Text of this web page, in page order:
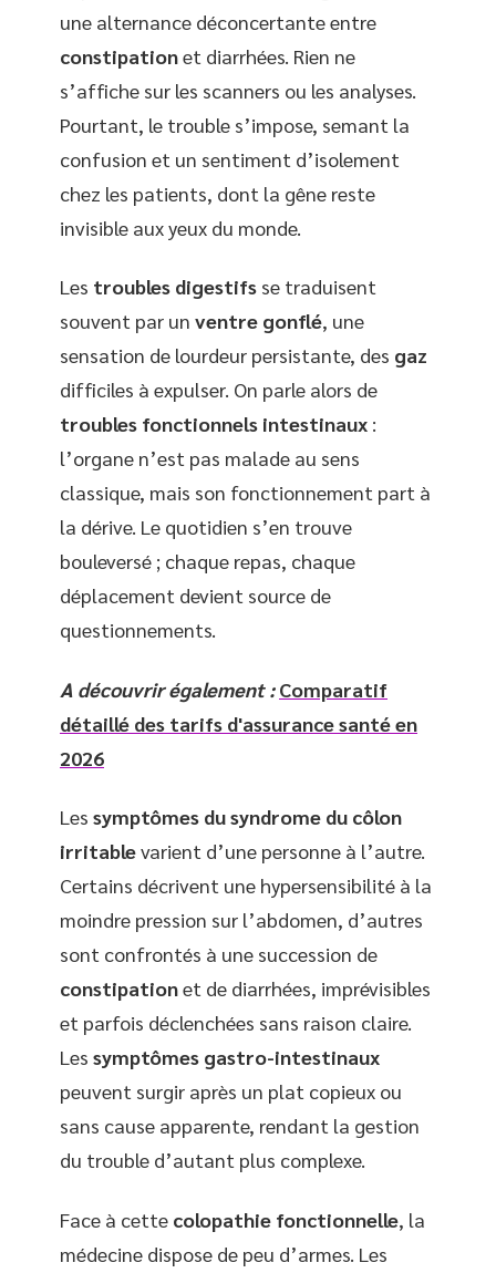
une alternance déconcertante entre
constipationet diarrhées. Rien ne
s’affiche sur les scanners ou les analyses.
Pourtant, le trouble s’impose, semant la
confusion et un sentiment d’isolement
chez les patients, dont la gêne reste
invisible aux yeux du monde.
Les troubles digestifs se traduisent
souvent par un ventre gonflé, une
sensation de lourdeur persistante, des gaz
difficiles à expulser. On parle alors de
troubles fonctionnels intestinaux :
l’organe n’est pas malade au sens
classique, mais son fonctionnement part à
la dérive. Le quotidien s’en trouve
bouleversé ; chaque repas, chaque
déplacement devient source de
questionnements.
A découvrir également : Comparatif
détaillé des tarifs d'assurance santé en
2026
Les symptômes du syndrome du côlon
irritablevarient d’une personne à l’autre.
Certains décrivent une hypersensibilité à la
moindre pression sur l’abdomen, d’autres
sont confrontés à une succession de
constipationet de diarrhées, imprévisibles
et parfois déclenchées sans raison claire.
Les symptômes gastro-intestinaux
peuvent surgir après un plat copieux ou
sans cause apparente, rendant la gestion
du trouble d’autant plus complexe.
Face à cette colopathie fonctionnelle, la
médecine dispose de peu d’armes. Les